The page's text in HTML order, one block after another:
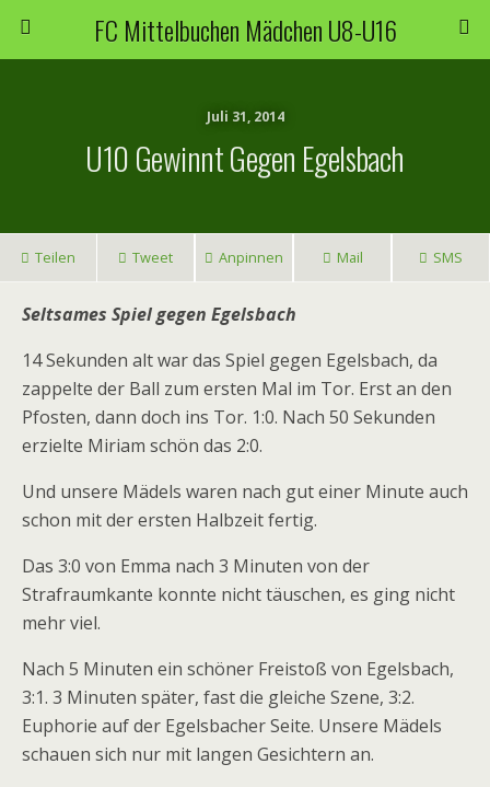
FC Mittelbuchen Mädchen U8-U16
Juli 31, 2014
U10 Gewinnt Gegen Egelsbach
Teilen Tweet Anpinnen Mail SMS
Seltsames Spiel gegen Egelsbach
14 Sekunden alt war das Spiel gegen Egelsbach, da
zappelte der Ball zum ersten Mal im Tor. Erst an den
Pfosten, dann doch ins Tor. 1:0. Nach 50 Sekunden
erzielte Miriam schön das 2:0.
Und unsere Mädels waren nach gut einer Minute auch
schon mit der ersten Halbzeit fertig.
Das 3:0 von Emma nach 3 Minuten von der
Strafraumkante konnte nicht täuschen, es ging nicht
mehr viel.
Nach 5 Minuten ein schöner Freistoß von Egelsbach,
3:1. 3 Minuten später, fast die gleiche Szene, 3:2.
Euphorie auf der Egelsbacher Seite. Unsere Mädels
schauen sich nur mit langen Gesichtern an.